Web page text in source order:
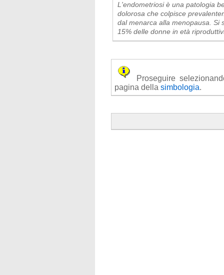
L'endometriosi è una patologia
dolorosa che colpisce
dal menarca alla menopausa. Si
15% delle donne in età
Proseguire
pagina dellasimbologia.